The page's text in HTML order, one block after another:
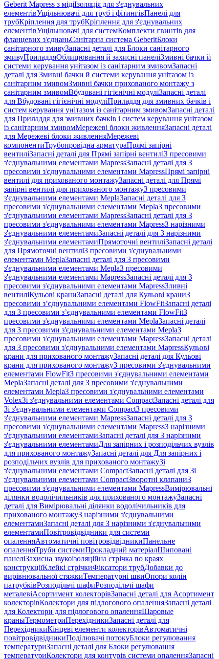
Geberit Mapress з мідіІзоляція для з'єднувальних
елементівУщільнювачі для труб і фітингівПанелі для
трубКріплення для трубКріплення для з'єднувальних
елементівУщільнювачі для системКомплекти гвинтів для
фланцевих з'єднаньСанітарна система GeberitБлоки
санітарного змивуЗапасні деталі для Блоки санітарного
змивуПриладдяОблицювання й захисні панеліЗмивні бачки й
системи керування унітазом із санітарним змивомЗапасні
деталі для Змивні бачки й системи керування унітазом із
санітарним змивомЗмивні бачки прихованого монтажу з
санітарним змивомВбудовані гігієнічні модуліЗапасні деталі
для Вбудовані гігієнічні модуліПриладдя для змивних бачків і
систем керування унітазом із санітарним змивомЗапасні деталі
для Приладдя для змивних бачків і систем керування унітазом
із санітарним змивомМережеві блоки живленняЗапасні деталі
для Мережеві блоки живленняМережеві
компонентиТрубопровідна арматураПрямі запірні
вентиліЗапасні деталі для Прямі запірні вентиліЗ пресовими
з'єднувальними елементами MapressЗапасні деталі для З
пресовими з'єднувальними елементами MapressПрямі запірні
вентилі для прихованого монтажуЗапасні деталі для Прямі
запірні вентилі для прихованого монтажуЗ пресовими
з'єднувальними елементами MeplaЗапасні деталі для З
пресовими з'єднувальними елементами MeplaЗ пресовими
з'єднувальними елементами MapressЗапасні деталі для З
пресовими з'єднувальними елементами MapressЗ нарізними
з'єднувальними елементамиЗапасні деталі для З нарізними
з'єднувальними елементамиПрямоточні вентиліЗапасні деталі
для Прямоточні вентиліЗ пресовими з'єднувальними
елементами MeplaЗапасні деталі для З пресовими
з'єднувальними елементами MeplaЗ пресовими
з'єднувальними елементами MapressЗапасні деталі для З
пресовими з'єднувальними елементами MapressЗливні
вентиліКульові краниЗапасні деталі для Кульові краниЗ
пресовими з’єднувальними елементами FlowFitЗапасні деталі
для З пресовими з’єднувальними елементами FlowFitЗ
пресовими з'єднувальними елементами MeplaЗапасні деталі
для З пресовими з'єднувальними елементами MeplaЗ
пресовими з'єднувальними елементами MapressЗапасні деталі
для З пресовими з'єднувальними елементами MapressКульові
крани для прихованого монтажуЗапасні деталі для Кульові
крани для прихованого монтажуЗ пресовими з'єднувальними
елементами FlowFitЗ пресовими з'єднувальними елементами
MeplaЗапасні деталі для З пресовими з'єднувальними
елементами MeplaЗ пресовими з'єднувальними елементами
VolexЗі з'єднувальними елементами CompactЗапасні деталі для
Зі з'єднувальними елементами CompactЗ пресовими
з'єднувальними елементами MapressЗапасні деталі для З
пресовими з'єднувальними елементами MapressЗ нарізними
з'єднувальними елементамиЗапасні деталі для З нарізними
з'єднувальними елементамиДля запірних і розподільчих вузлів
для прихованого монтажуЗапасні деталі для Для запірних і
розподільчих вузлів для прихованого монтажуЗі
з'єднувальними елементами CompactЗапасні деталі для Зі
з'єднувальними елементами CompactЗворотні клапаниЗ
пресовими з'єднувальними елементами MapressВимірювальні
ділянки водолічильників для прихованого монтажуЗапасні
деталі для Вимірювальні ділянки водолічильників для
прихованого монтажуЗ нарізними з'єднувальними
елементамиЗапасні деталі для З нарізними з'єднувальними
елементамиПовітровідвідники для системи
опаленняАвтоматичні повітровідвідникиПанельне
опаленняТруби системиПрокладний матеріалШиповані
панеліЗахисна звукоізоляційна стрічка по краях
конструкціїКлейкі стрічкиФіксатори трубДобавки до
вирівнювальної стяжкиТемпературні швиОпори колін
патрубківРозподільчі шафиРозподільчі шафи
металевіАсортимент колекторівЗапасні деталі для Асортимент
колекторівКолектори для підлогового опаленняЗапасні деталі
для Колектори для підлогового опаленняШаровые
краныТермометриПерехідникиЗапасні деталі для
ПерехідникиКінцеві елементи колекторівАвтоматичні
повітровідвідникиПоділювачі потокуБлоки регулювання
температуриЗапасні деталі для Блоки регулювання
температуриКолектори для контурів системи опаленняЗапасні